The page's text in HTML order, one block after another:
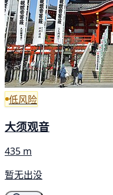
低风险
大须观音
435 m
暂无出没